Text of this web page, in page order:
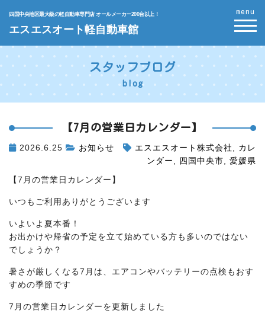
四国中央地区最大級の軽自動車専門店 オールメーカー200台以上！
エスエスオート軽自動車館
menu
スタッフブログ
blog
【7月の営業日カレンダー】
2026.6.25 お知らせ エスエスオート株式会社
カレ
ンダー
四国中央市
愛媛県
【7月の営業日カレンダー】
いつもご利用ありがとうございます
いよいよ夏本番！
お出かけや帰省の予定を立て始めている方も多いのではない
でしょうか？
暑さが厳しくなる7月は、エアコンやバッテリーの点検もおす
すめの季節です
7月の営業日カレンダーを更新しました